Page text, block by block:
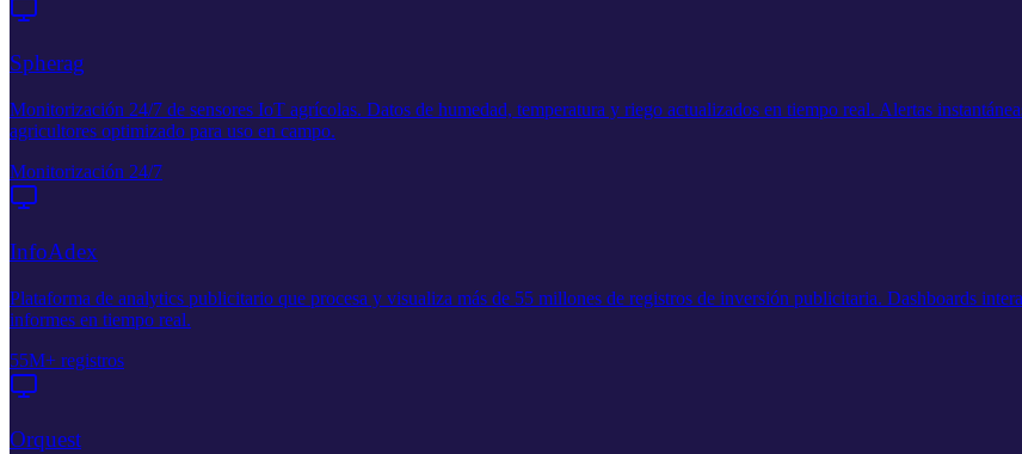
Spherag
Monitorización 24/7 de sensores IoT agrícolas. Datos de humedad, temperatura y riego actualizados en tiempo real. Alertas
agricultores optimizado para uso en campo.
Monitorización 24/7
InfoAdex
Plataforma de analytics publicitario que procesa y visualiza más de 55 millones de registros de inversión publicitaria. Dashboards
informes en tiempo real.
55M+ registros
Orquest